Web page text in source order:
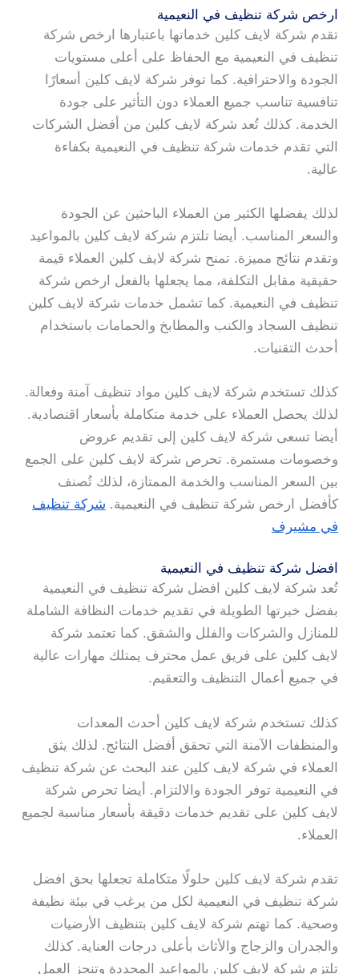
ارخص شركة تنظيف في النعيمية
تقدم شركة لايف كلين خدماتها باعتبارها ارخص شركة
تنظيف في النعيمية مع الحفاظ على أعلى مستويات
الجودة والاحترافية. كما توفر شركة لايف كلين أسعارًا
تنافسية تناسب جميع العملاء دون التأثير على جودة
الخدمة. كذلك تُعد شركة لايف كلين من أفضل الشركات
التي تقدم خدمات شركة تنظيف في النعيمية بكفاءة
عالية.
لذلك يفضلها الكثير من العملاء الباحثين عن الجودة
والسعر المناسب. أيضا تلتزم شركة لايف كلين بالمواعيد
وتقدم نتائج مميزة. تمنح شركة لايف كلين العملاء قيمة
حقيقية مقابل التكلفة، مما يجعلها بالفعل ارخص شركة
تنظيف في النعيمية. كما تشمل خدمات شركة لايف كلين
تنظيف السجاد والكنب والمطابخ والحمامات باستخدام
أحدث التقنيات.
كذلك تستخدم شركة لايف كلين مواد تنظيف آمنة وفعالة.
لذلك يحصل العملاء على خدمة متكاملة بأسعار اقتصادية.
أيضا تسعى شركة لايف كلين إلى تقديم عروض
وخصومات مستمرة. تحرص شركة لايف كلين على الجمع
بين السعر المناسب والخدمة الممتازة، لذلك تُصنف
كأفضل ارخص شركة تنظيف في النعيمية. شركة تنظيف
في مشيرف
افضل شركة تنظيف في النعيمية
تُعد شركة لايف كلين افضل شركة تنظيف في النعيمية
بفضل خبرتها الطويلة في تقديم خدمات النظافة الشاملة
للمنازل والشركات والفلل والشقق. كما تعتمد شركة
لايف كلين على فريق عمل محترف يمتلك مهارات عالية
في جميع أعمال التنظيف والتعقيم.
كذلك تستخدم شركة لايف كلين أحدث المعدات
والمنظفات الآمنة التي تحقق أفضل النتائج. لذلك يثق
العملاء في شركة لايف كلين عند البحث عن شركة تنظيف
في النعيمية توفر الجودة والالتزام. أيضا تحرص شركة
لايف كلين على تقديم خدمات دقيقة بأسعار مناسبة لجميع
العملاء.
تقدم شركة لايف كلين حلولًا متكاملة تجعلها بحق افضل
شركة تنظيف في النعيمية لكل من يرغب في بيئة نظيفة
وصحية. كما تهتم شركة لايف كلين بتنظيف الأرضيات
والجدران والزجاج والأثاث بأعلى درجات العناية. كذلك
تلتزم شركة لايف كلين بالمواعيد المحددة وتنجز العمل